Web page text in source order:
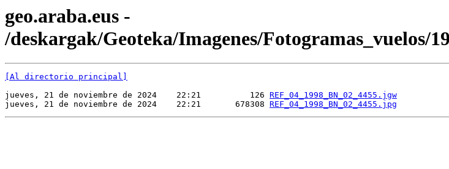
geo.araba.eus -
/deskargak/Geoteka/Imagenes/Fotogramas_vuelos/
[Al directorio principal]
jueves, 21 de noviembre de 2024    22:21          126 REF_04_1998_BN_02_4455.jgw
jueves, 21 de noviembre de 2024    22:21       678308 REF_04_1998_BN_02_4455.jpg